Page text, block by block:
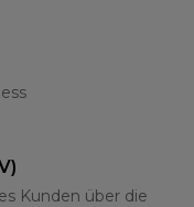
Kunden über die